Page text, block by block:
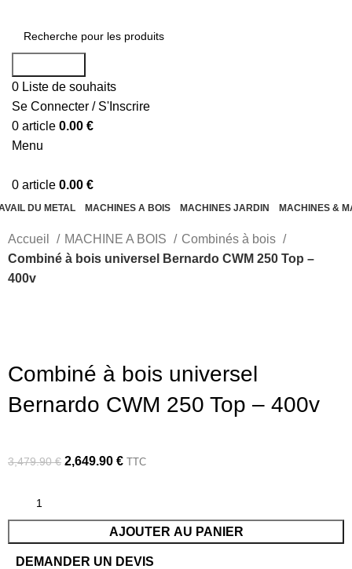
0 Liste de souhaits
Se Connecter / S'Inscrire
0 article 0.00 €
Menu
0 article 0.00 €
DU METAL MACHINES A BOIS MACHINES JARDIN MACHINES &
Accueil MACHINE A BOIS
Combinés à bois
Combiné à bois universel Bernardo CWM 250 Top –
400v
Combiné à bois universel
Bernardo CWM 250 Top – 400v
3,479.90€ 2,649.90€ TTC
AJOUTER AU PANIER
DEMANDER UN DEVIS